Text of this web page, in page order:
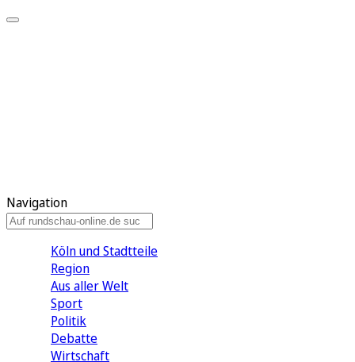
Navigation
Köln und Stadtteile
Region
Aus aller Welt
Sport
Politik
Debatte
Wirtschaft